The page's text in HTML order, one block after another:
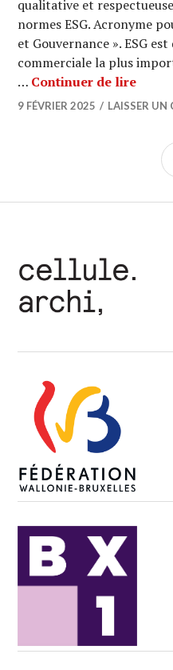
qualitative et
normes ESG. Acronyme
et Gouvernance ». ESG
commerciale la plus
… Continuer de lire
9 FÉVRIER 2025 LAISSER UN